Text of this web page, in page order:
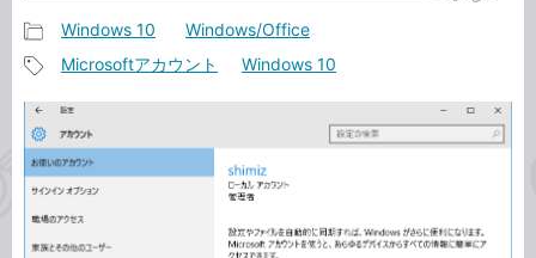
事
カ
テ
ゴ
リ
Windows 10 Windows/Office
事
タ
グ
Microsoftアカウント Windows 10